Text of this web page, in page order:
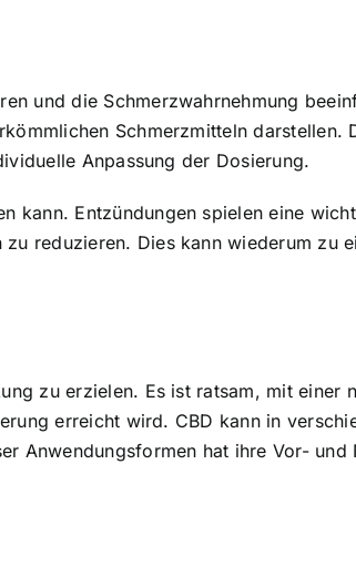
und die Schmerzwahrnehmung
Schmerzmitteln darstellen.
Anpassung der Dosierung.
kann. Entzündungen spielen eine
reduzieren. Dies kann wiederum zu
zu erzielen. Es ist ratsam, mit einer
erreicht wird. CBD kann in
Anwendungsformen hat ihre Vor- und